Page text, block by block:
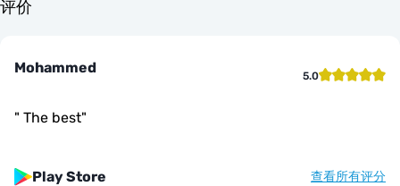
评价
Mohammed 5.0
" The best"
Play Store 查看所有评分